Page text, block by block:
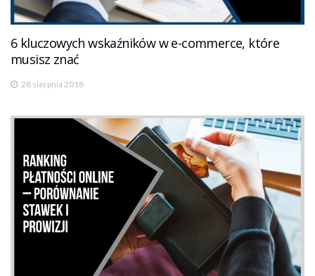
6 kluczowych wskaźników w e-commerce, które
musisz znać
28 sierpnia 2018